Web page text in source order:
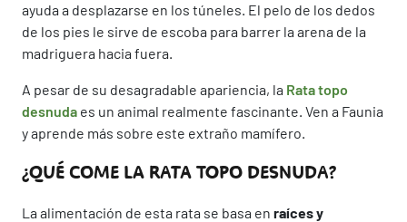
ayuda a desplazarse en los túneles. El pelo de los dedos
de los pies le sirve de escoba para barrer la arena de la
madriguera hacia fuera.
A pesar de su desagradable apariencia, la Rata topo
desnuda es un animal realmente fascinante. Ven a Faunia
y aprende más sobre este extraño mamífero.
¿QUÉ COME LA RATA TOPO DESNUDA?
La alimentación de esta rata se basa en raíces y